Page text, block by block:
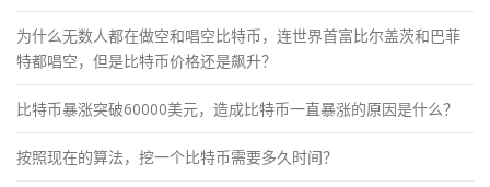
为什么无数人都在做空和唱空比特币，连世界首富比尔盖茨和巴菲
特都唱空，但是比特币价格还是飙升？
比特币暴涨突破60000美元，造成比特币一直暴涨的原因是什么？
按照现在的算法，挖一个比特币需要多久时间？